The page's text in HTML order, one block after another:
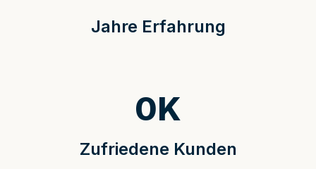
Jahre Erfahrung
Zufriedene Kunden
0K